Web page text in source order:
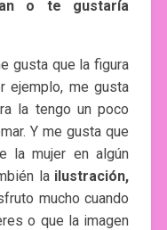
o te gustaría
gusta que la figura
ejemplo, me gusta
la tengo un poco
Y me gusta que
la mujer en algún
lailustración,
mucho cuando
o que la imagen